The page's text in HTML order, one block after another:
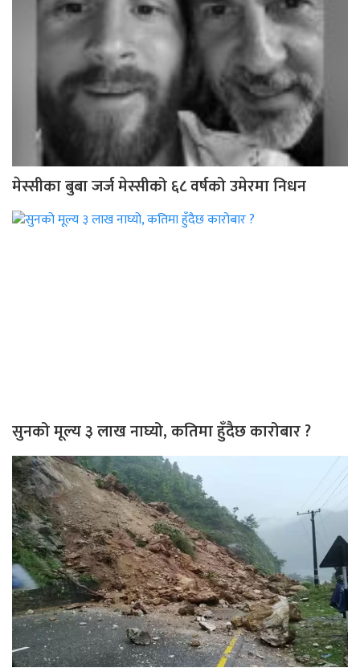
मेस्सीका बुबा जर्ज मेस्सीको ६८ वर्षको उमेरमा निधन
सुनको मूल्य ३ लाख नाघ्यो, कतिमा हुँदैछ कारोबार ?